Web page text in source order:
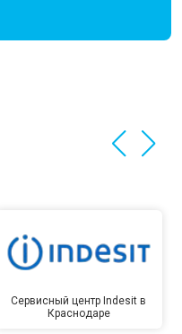
Сервисный центр Indesit в
Краснодаре